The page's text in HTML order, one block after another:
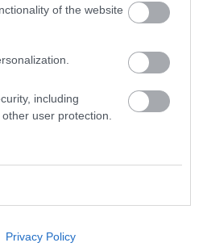
of the website
including
user protection.
Privacy Policy
το χρυσό οσκαρικό